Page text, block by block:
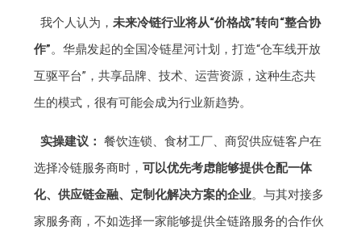
我个人认为， 未来冷链行业将从“价格战”转向“整合协
作”。华鼎发起的全国冷链星河计划，打造“仓车线开放
互驱平台”，共享品牌、技术、运营资源，这种生态共
生的模式，很有可能会成为行业新趋势。
实操建议： 餐饮连锁、食材工厂、商贸供应链客户在
选择冷链服务商时，可以优先考虑能够提供仓配一体
化、供应链金融、定制化解决方案的企业。与其对接多
家服务商，不如选择一家能够提供全链路服务的合作伙